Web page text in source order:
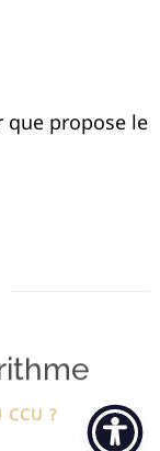
que propose le
CCU ?